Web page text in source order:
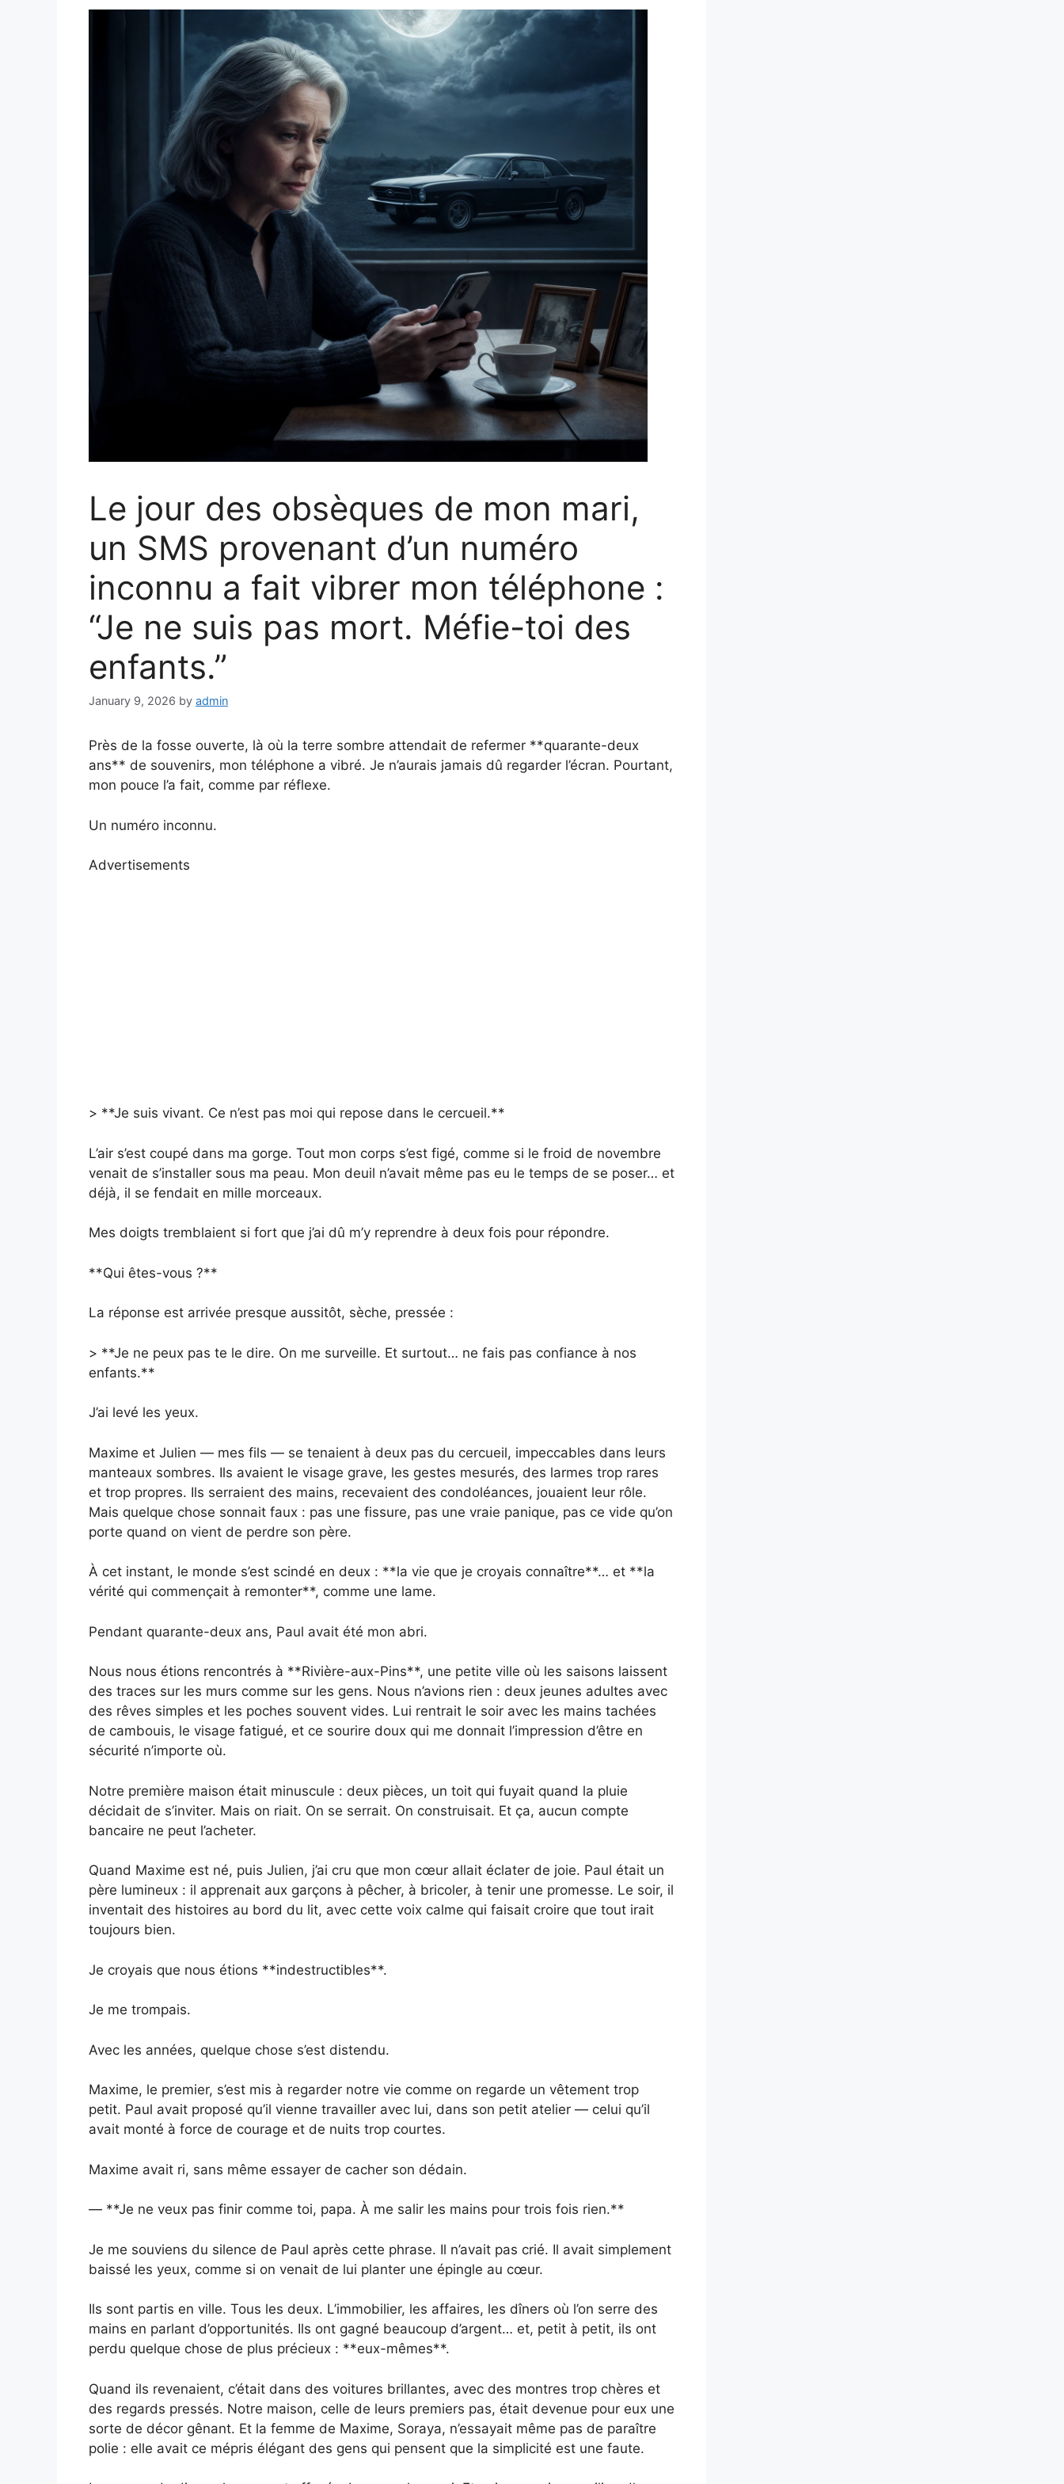
Le jour des obsèques de mon mari,
un SMS provenant d’un numéro
inconnu a fait vibrer mon téléphone :
“Je ne suis pas mort. Méfie-toi des
enfants.”
January 9, 2026 by admin
Près de la fosse ouverte, là où la terre sombre attendait de refermer **quarante-deux
ans** de souvenirs, mon téléphone a vibré. Je n’aurais jamais dû regarder l’écran. Pourtant,
mon pouce l’a fait, comme par réflexe.
Un numéro inconnu.
Advertisements
> **Je suis vivant. Ce n’est pas moi qui repose dans le cercueil.**
L’air s’est coupé dans ma gorge. Tout mon corps s’est figé, comme si le froid de novembre
venait de s’installer sous ma peau. Mon deuil n’avait même pas eu le temps de se poser… et
déjà, il se fendait en mille morceaux.
Mes doigts tremblaient si fort que j’ai dû m’y reprendre à deux fois pour répondre.
**Qui êtes-vous ?**
La réponse est arrivée presque aussitôt, sèche, pressée :
> **Je ne peux pas te le dire. On me surveille. Et surtout… ne fais pas confiance à nos
enfants.**
J’ai levé les yeux.
Maxime et Julien — mes fils — se tenaient à deux pas du cercueil, impeccables dans leurs
manteaux sombres. Ils avaient le visage grave, les gestes mesurés, des larmes trop rares
et trop propres. Ils serraient des mains, recevaient des condoléances, jouaient leur rôle.
Mais quelque chose sonnait faux : pas une fissure, pas une vraie panique, pas ce vide qu’on
porte quand on vient de perdre son père.
À cet instant, le monde s’est scindé en deux : **la vie que je croyais connaître**… et **la
vérité qui commençait à remonter**, comme une lame.
Pendant quarante-deux ans, Paul avait été mon abri.
Nous nous étions rencontrés à **Rivière-aux-Pins**, une petite ville où les saisons laissent
des traces sur les murs comme sur les gens. Nous n’avions rien : deux jeunes adultes avec
des rêves simples et les poches souvent vides. Lui rentrait le soir avec les mains tachées
de cambouis, le visage fatigué, et ce sourire doux qui me donnait l’impression d’être en
sécurité n’importe où.
Notre première maison était minuscule : deux pièces, un toit qui fuyait quand la pluie
décidait de s’inviter. Mais on riait. On se serrait. On construisait. Et ça, aucun compte
bancaire ne peut l’acheter.
Quand Maxime est né, puis Julien, j’ai cru que mon cœur allait éclater de joie. Paul était un
père lumineux : il apprenait aux garçons à pêcher, à bricoler, à tenir une promesse. Le soir, il
inventait des histoires au bord du lit, avec cette voix calme qui faisait croire que tout irait
toujours bien.
Je croyais que nous étions **indestructibles**.
Je me trompais.
Avec les années, quelque chose s’est distendu.
Maxime, le premier, s’est mis à regarder notre vie comme on regarde un vêtement trop
petit. Paul avait proposé qu’il vienne travailler avec lui, dans son petit atelier — celui qu’il
avait monté à force de courage et de nuits trop courtes.
Maxime avait ri, sans même essayer de cacher son dédain.
— **Je ne veux pas finir comme toi, papa. À me salir les mains pour trois fois rien.**
Je me souviens du silence de Paul après cette phrase. Il n’avait pas crié. Il avait simplement
baissé les yeux, comme si on venait de lui planter une épingle au cœur.
Ils sont partis en ville. Tous les deux. L’immobilier, les affaires, les dîners où l’on serre des
mains en parlant d’opportunités. Ils ont gagné beaucoup d’argent… et, petit à petit, ils ont
perdu quelque chose de plus précieux : **eux-mêmes**.
Quand ils revenaient, c’était dans des voitures brillantes, avec des montres trop chères et
des regards pressés. Notre maison, celle de leurs premiers pas, était devenue pour eux une
sorte de décor gênant. Et la femme de Maxime, Soraya, n’essayait même pas de paraître
polie : elle avait ce mépris élégant des gens qui pensent que la simplicité est une faute.